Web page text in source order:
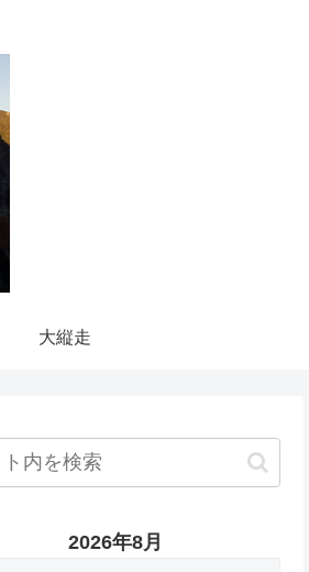
大縦走
2026年8月